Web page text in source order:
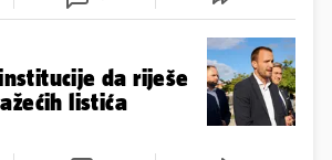
da riješe
listića